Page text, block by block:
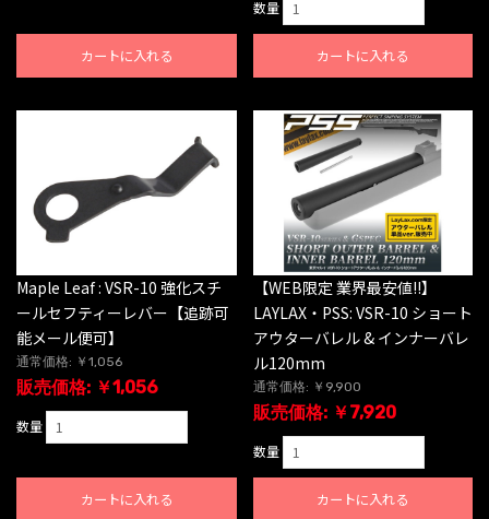
カートに入れる
数量
カートに入れる
Maple Leaf : VSR-10 強化スチ
ールセフティーレバー【追跡可
能メール便可】
通常価格: ￥1,056
販売価格: ￥1,056
数量
カートに入れる
【WEB限定 業界最安値!!】
LAYLAX・PSS: VSR-10 ショート
アウターバレル & インナーバレ
ル120mm
通常価格: ￥9,900
販売価格: ￥7,920
数量
カートに入れる